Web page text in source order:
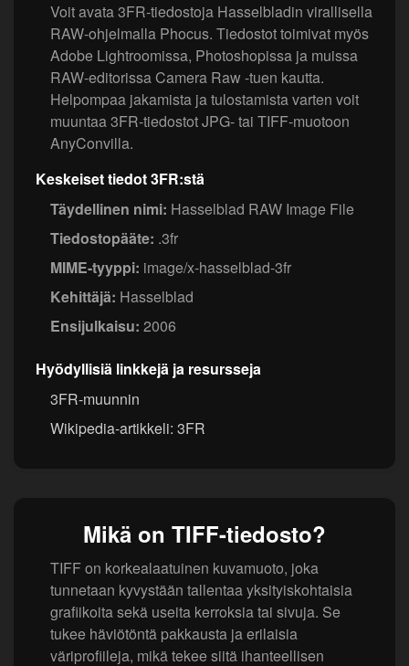
Voit avata 3FR-tiedostoja Hasselbladin virallisella
RAW-ohjelmalla Phocus. Tiedostot toimivat myös
Adobe Lightroomissa, Photoshopissa ja muissa
RAW-editorissa Camera Raw -tuen kautta.
Helpompaa jakamista ja tulostamista varten voit
muuntaa 3FR-tiedostot JPG- tai TIFF-muotoon
AnyConvilla.
Keskeiset tiedot 3FR:stä
Täydellinen nimi: Hasselblad RAW Image File
Tiedostopääte: .3fr
MIME-tyyppi: image/x-hasselblad-3fr
Kehittäjä: Hasselblad
Ensijulkaisu: 2006
Hyödyllisiä linkkejä ja resursseja
3FR-muunnin
Wikipedia-artikkeli: 3FR
Mikä on TIFF-tiedosto?
TIFF on korkealaatuinen kuvamuoto, joka
tunnetaan kyvystään tallentaa yksityiskohtaisia
grafiikoita sekä useita kerroksia tai sivuja. Se
tukee häviötöntä pakkausta ja erilaisia
väriprofiileja, mikä tekee siitä ihanteellisen